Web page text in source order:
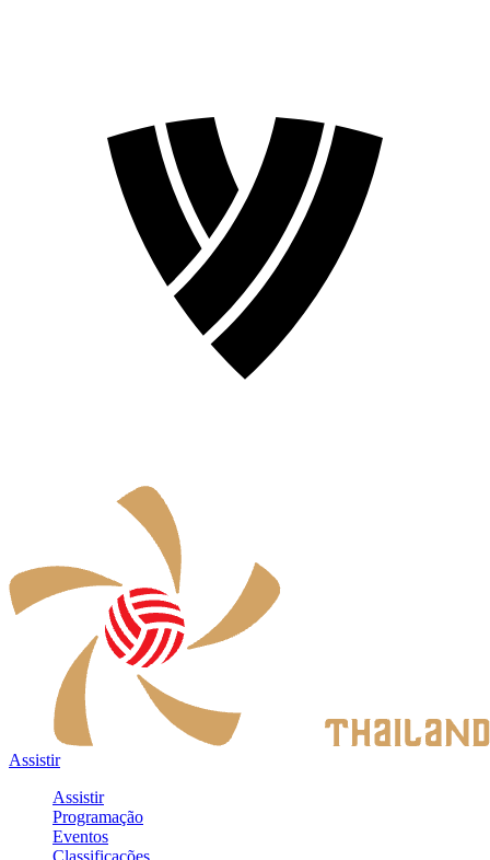
Assistir
Assistir
Programação
Eventos
Classificações